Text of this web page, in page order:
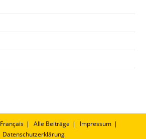
Français Alle Beiträge
Impressum
Datenschutzerklärung